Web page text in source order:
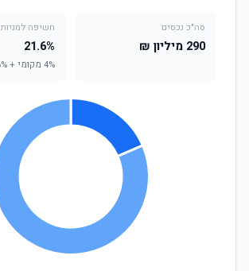
סה"כ נכסים
290 מיליון ₪
חשיפה למניות
21.6%
4% מקומי + 17.6% חו"ל